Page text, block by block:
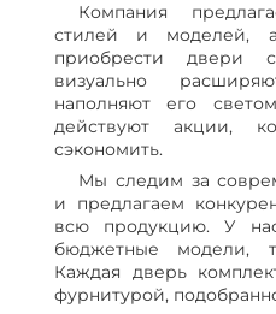
Компания
стилей и моделей,
приобрести двери
визуально
наполняют его
действуют акции,
сэкономить.
Мы следим за
и предлагаем
всю продукцию. У
бюджетные модели,
Каждая дверь
фурнитурой,